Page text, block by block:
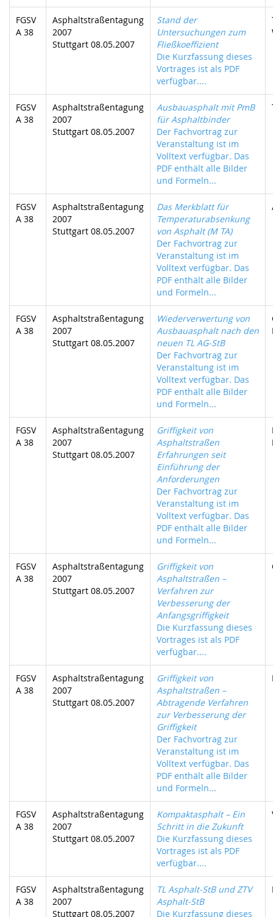
FGSV
A 38
Asphaltstraßentagung
2007
Stuttgart 08.05.2007
Stand der
Untersuchungen zum
Fließkoeffizient
Die Kurzfassung dieses
Vortrages ist als PDF
verfügbar....
FGSV
A 38
Asphaltstraßentagung
2007
Stuttgart 08.05.2007
Ausbauasphalt mit PmB
für Asphaltbinder
Der Fachvortrag zur
Veranstaltung ist im
Volltext verfügbar. Das
PDF enthält alle Bilder
und Formeln...
FGSV
A 38
Asphaltstraßentagung
2007
Stuttgart 08.05.2007
Das Merkblatt für
Temperaturabsenkung
von Asphalt (M TA)
Der Fachvortrag zur
Veranstaltung ist im
Volltext verfügbar. Das
PDF enthält alle Bilder
und Formeln...
FGSV
A 38
Asphaltstraßentagung
2007
Stuttgart 08.05.2007
Wiederverwertung von
Ausbauasphalt nach den
neuen TL AG-StB
Der Fachvortrag zur
Veranstaltung ist im
Volltext verfügbar. Das
PDF enthält alle Bilder
und Formeln...
FGSV
A 38
Asphaltstraßentagung
2007
Stuttgart 08.05.2007
Griffigkeit von
Asphaltstraßen
Erfahrungen seit
Einführung der
Anforderungen
Der Fachvortrag zur
Veranstaltung ist im
Volltext verfügbar. Das
PDF enthält alle Bilder
und Formeln...
FGSV
A 38
Asphaltstraßentagung
2007
Stuttgart 08.05.2007
Griffigkeit von
Asphaltstraßen –
Verfahren zur
Verbesserung der
Anfangsgriffigkeit
Die Kurzfassung dieses
Vortrages ist als PDF
verfügbar....
FGSV
A 38
Asphaltstraßentagung
2007
Stuttgart 08.05.2007
Griffigkeit von
Asphaltstraßen –
Abtragende Verfahren
zur Verbesserung der
Griffigkeit
Der Fachvortrag zur
Veranstaltung ist im
Volltext verfügbar. Das
PDF enthält alle Bilder
und Formeln...
FGSV
A 38
Asphaltstraßentagung
2007
Stuttgart 08.05.2007
Kompaktasphalt – Ein
Schritt in die Zukunft
Die Kurzfassung dieses
Vortrages ist als PDF
verfügbar....
FGSV
A 38
Asphaltstraßentagung
2007
Stuttgart 08.05.2007
TL Asphalt-StB und ZTV
Asphalt-StB
Die Kurzfassung dieses